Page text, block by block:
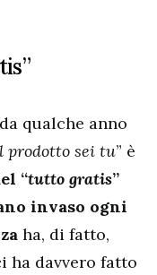
qualche anno
prodotto sei tu” è
“tutto gratis”
invaso ogni
ha, di fatto,
ha davvero fatto